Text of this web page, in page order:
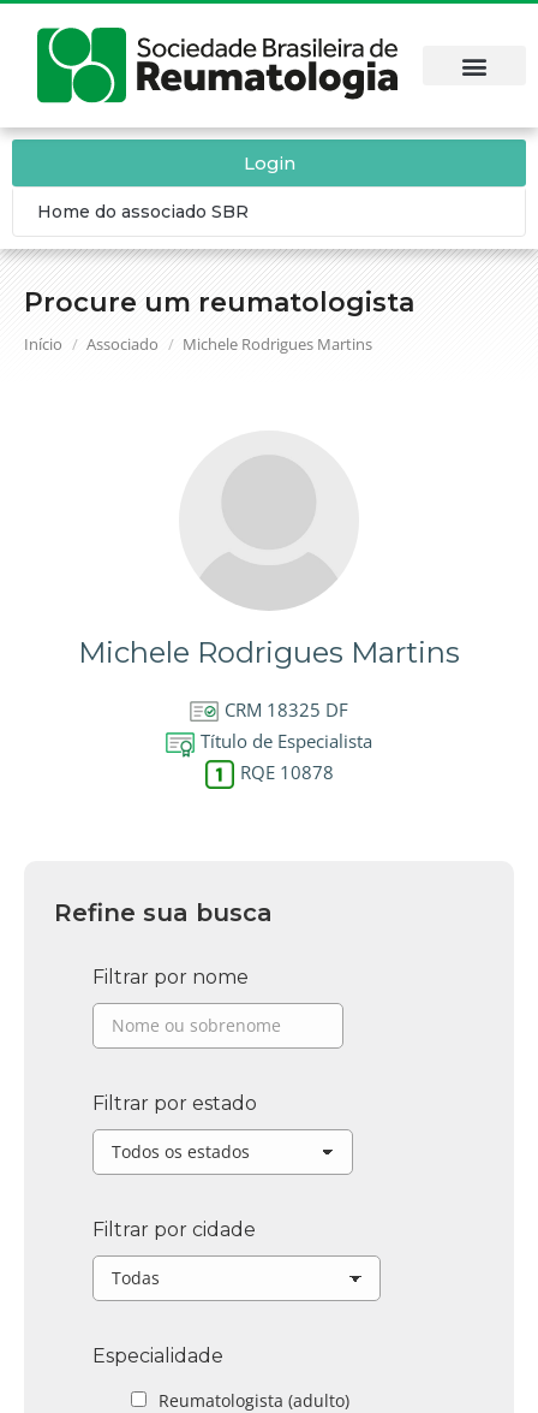
Procure um reumatologista
Você está aqui:
Início Associado Michele Rodrigues Martins
Login
Home do associado SBR
Michele Rodrigues Martins
CRM 18325 DF
Título de Especialista
RQE 10878
Refine sua busca
Filtrar por nome
Filtrar por estado
Filtrar por cidade
Especialidade
Reumatologista (adulto)